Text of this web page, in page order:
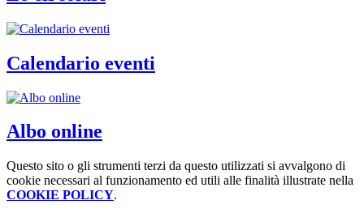
Calendario eventi
Albo online
Questo sito o gli strumenti terzi da questo utilizzati si avvalgono di
cookie necessari al funzionamento ed utili alle finalità illustrate nella
COOKIE POLICY.